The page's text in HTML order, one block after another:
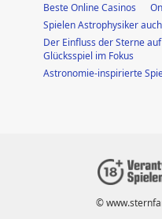
Beste Online Casinos
Spielen Astrophysiker
Der Einfluss der Sterne
Glücksspiel im Fokus
Astronomie-inspirierte
©